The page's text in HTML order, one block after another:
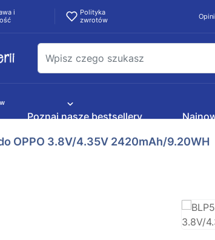
i
Polityka
zwrotów
Poznaj nasze bestsellery
OPPO 3.8V/4.35V 2420mAh/9.20WH